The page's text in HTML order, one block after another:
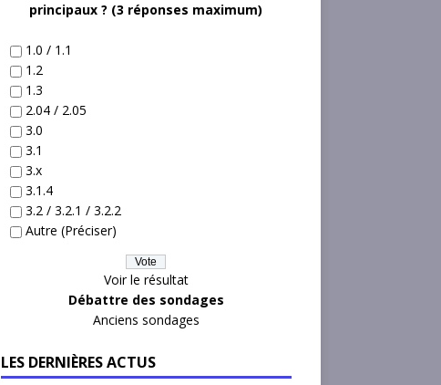
principaux ? (3 réponses maximum)
1.0 / 1.1
1.2
1.3
2.04 / 2.05
3.0
3.1
3.x
3.1.4
3.2 / 3.2.1 / 3.2.2
Autre (Préciser)
Voir le résultat
Débattre des sondages
Anciens sondages
LES DERNIÈRES ACTUS